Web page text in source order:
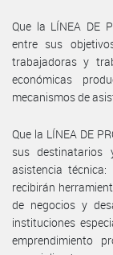
Que la LÍNEA DE
entre sus
trabajadoras y
económicas
mecanismos de
Que la LÍNEA DE
sus destinatarios
asistencia
recibirán
de negocios y
instituciones
emprendimiento